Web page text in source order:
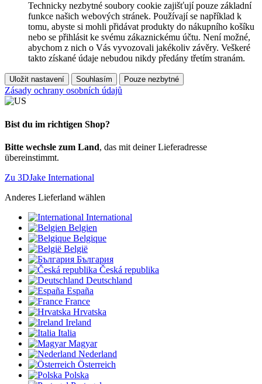
Technicky nezbytné soubory cookie zajišťují pouze základní
funkce našich webových stránek. Používají se například k
tomu, abyste si mohli přidávat produkty do nákupního košíku
nebo se přihlásit ke svému zákaznickému účtu. Není možné,
abychom z nich o Vás vyvozovali jakékoliv závěry. Veškeré
takto získané údaje nebudou nikdy předány třetím stranám.
Uložit nastavení Souhlasím Pouze nezbytné
Zásady ochrany osobních údajů
Bist du im richtigen Shop?
Bitte wechsle zum Land, das mit deiner Lieferadresse
übereinstimmt.
Zu 3DJake International
Anderes Lieferland wählen
International
Belgien
Belgique
België
България
Česká republika
Deutschland
España
France
Hrvatska
Ireland
Italia
Magyar
Nederland
Österreich
Polska